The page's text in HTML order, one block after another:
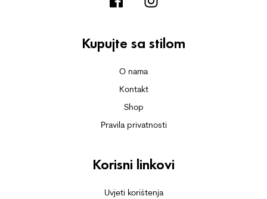
Kupujte sa stilom
O nama
Kontakt
Shop
Pravila privatnosti
Korisni linkovi
Uvjeti korištenja